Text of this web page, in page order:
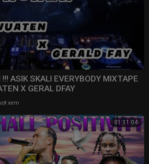
ASIK SKALI EVERYBODY MIXTAPE
X GERAL DFAY
xem
01:11:04